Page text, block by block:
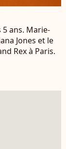
ans. Marie-
Jones et le
Rex à Paris.